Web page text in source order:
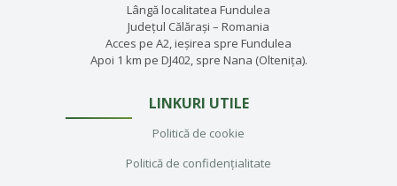
Lângă localitatea Fundulea
Județul Călărași – Romania
Acces pe A2, ieșirea spre Fundulea
Apoi 1 km pe DJ402, spre Nana (Oltenița).
LINKURI UTILE
Politică de cookie
Politică de confidențialitate